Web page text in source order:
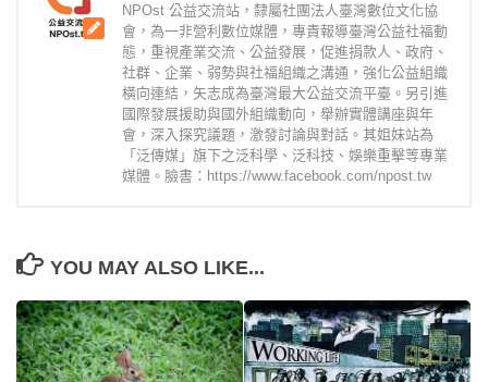
NPOst 公益交流站，隸屬社團法人臺灣數位文化協
會，為一非營利數位媒體，專責報導臺灣公益社福動
態，重視產業交流、公益發展，促進捐款人、政府、
社群、企業、弱勢與社福組織之溝通，強化公益組織
橫向連結，矢志成為臺灣最大公益交流平臺。另引進
國際發展援助與國外組織動向，舉辦實體講座與年
會，深入探究議題，激發討論與對話。其姐妹站為
「泛傳媒」旗下之泛科學、泛科技、娛樂重擊等專業
媒體。臉書：https://www.facebook.com/npost.tw
YOU MAY ALSO LIKE...